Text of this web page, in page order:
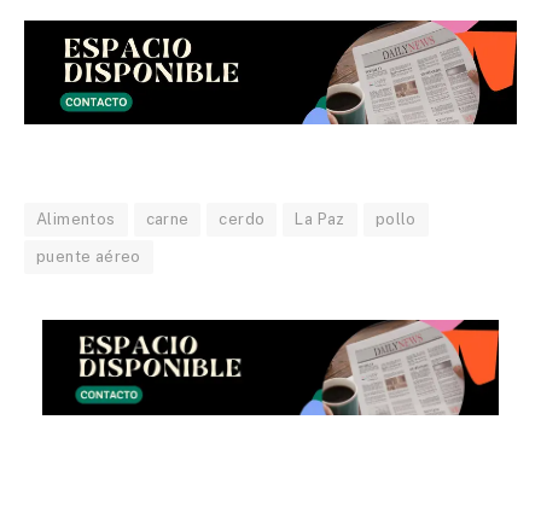
Alimentos carne cerdo La Paz pollo
puente aéreo